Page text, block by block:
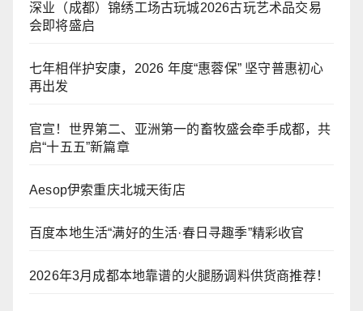
深业（成都）锦绣工场古玩城2026古玩艺术品交易
会即将盛启
七年相伴护安康，2026 年度“惠蓉保” 坚守普惠初心
再出发
官宣！世界第二、亚洲第一的畜牧盛会牵手成都，共
启“十五五”新篇章
Aesop伊索重庆北城天街店
百度本地生活“满好的生活·春日寻趣季”精彩收官
2026年3月成都本地靠谱的火腿肠调料供货商推荐！